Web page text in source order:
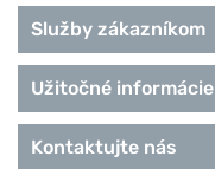
Basics
Sports
Elegant
Remienky Citizen
Služby zákazníkom
Užitočné informácie
Kontaktujte nás